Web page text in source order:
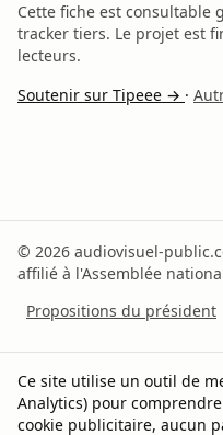
Cette fiche est
tracker tiers. Le projet est
lecteurs.
Soutenir sur Tipeee → ·
© 2026 audiovisuel-
affilié à l'Assemblée
Propositions du président
Recommandations du
Méthodologie Sources
Ce site utilise un outil de
Analytics) pour
cookie publicitaire, aucun